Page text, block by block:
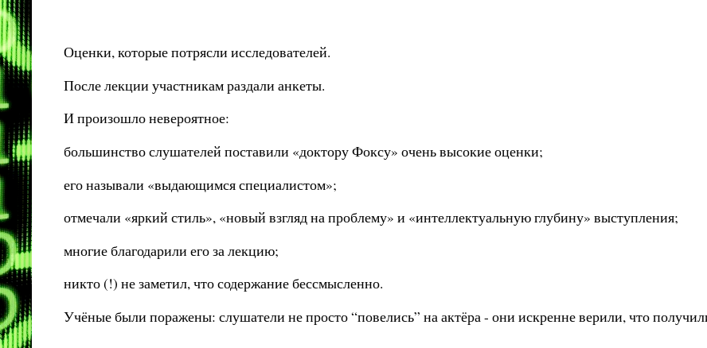
Оценки, которые потрясли исследователей.
После лекции участникам раздали анкеты.
И произошло невероятное:
большинство слушателей поставили «доктору Фоксу» очень высокие оценки;
его называли «выдающимся специалистом»;
отмечали «яркий стиль», «новый взгляд на проблему» и «интеллектуальную глубину» выступления;
многие благодарили его за лекцию;
никто (!) не заметил, что содержание бессмысленно.
Учёные были поражены: слушатели не просто “повелись” на актёра - они искренне верили, что